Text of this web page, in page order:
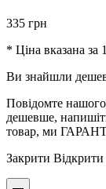
335 грн
* Ціна вказана за
Ви знайшли
Повідомте
дешевше,
товар, ми
Закрити